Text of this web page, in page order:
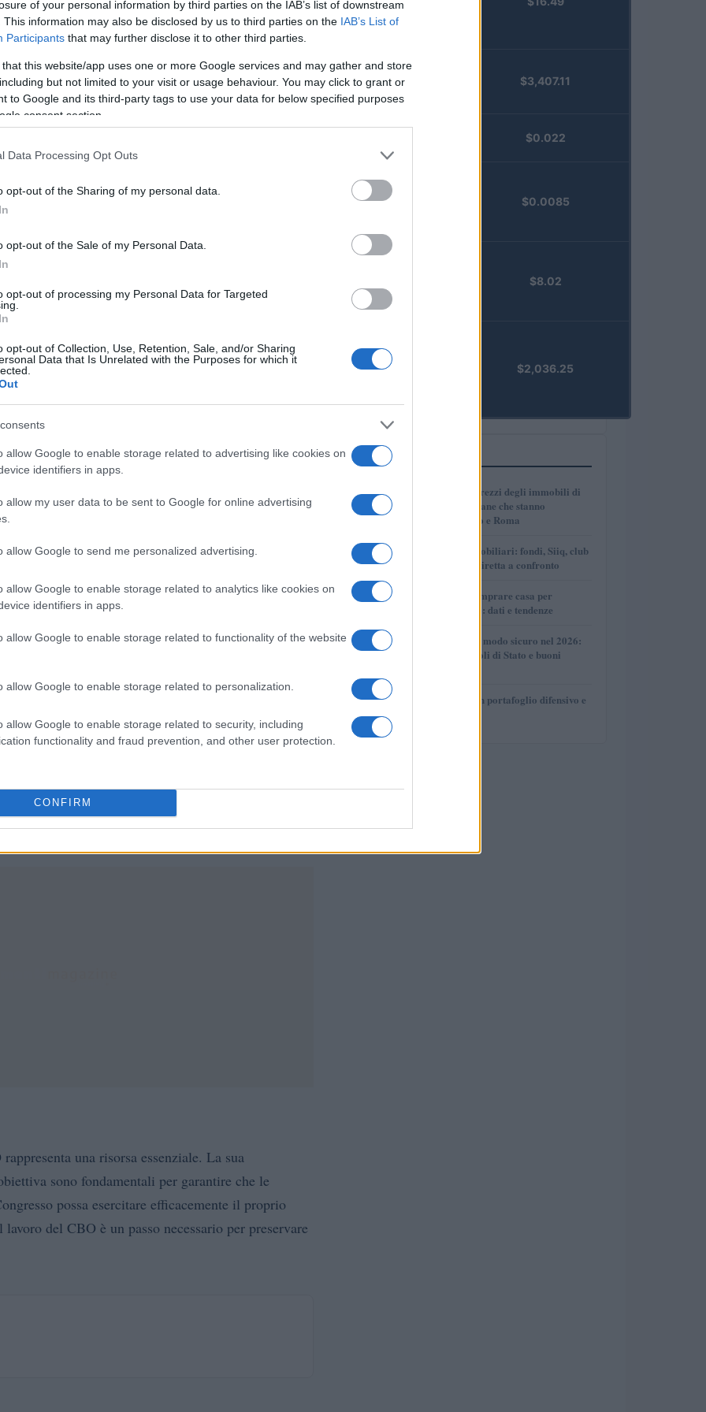
of your personal information by third parties on the IAB’s list of downstream
This information may also be disclosed by us to third parties on the IAB’s List of
Participants that may further disclose it to other third parties.
that this website/app uses one or more Google services and may gather and store
but not limited to your visit or usage behaviour. You may click to grant or
to Google and its third-party tags to use your data for below specified purposes
consent section.
Data Processing Opt Outs
opt-out of the Sharing of my personal data.
opt-out of the Sale of my Personal Data.
opt-out of processing my Personal Data for Targeted
opt-out of Collection, Use, Retention, Sale, and/or Sharing
Data that Is Unrelated with the Purposes for which it
allow Google to enable storage related to advertising like cookies on
identifiers in apps.
allow my user data to be sent to Google for online advertising
allow Google to send me personalized advertising.
allow Google to enable storage related to analytics like cookies on
identifiers in apps.
allow Google to enable storage related to functionality of the website
allow Google to enable storage related to personalization.
allow Google to enable storage related to security, including
functionality and fraud prevention, and other user protection.
CONFIRM
di critiche al CBO che provengono dai membri del
interpretazioni dei dati, ma includono anche
esempio di ciò è la questione delle riduzioni fiscali
sottovalutato gli effetti sui ricavi. Tuttavia, i fattori
hanno complicato ulteriormente la situazione.
di bilancio del Congresso è particolarmente
il CBO durante le critiche, ora sembrano
significative sulla separazione dei poteri,
democrazia stessa. È cruciale che, anche in un
del valore che il CBO porta al processo
come istituzione e continuare a svolgere il suo
ha bisogno della capacità analitica e della
questo valore in nome di guadagni politici
non solo la funzionalità del Congresso, ma
una risorsa essenziale. La sua
sono fondamentali per garantire che le
possa esercitare efficacemente il proprio
del CBO è un passo necessario per preservare
Injective
Vested XOR
(VXOR)
$3,407.11
$0.022
$0.0085
$8.02
PRIME)
$2,036.25
PIÙ LETTI
1
Dove crescono i prezzi degli immobili di
lusso: le città italiane che stanno
superando Milano e Roma
2
Investimenti immobiliari: fondi, Siiq, club
deal e proprietà diretta a confronto
3
Dove conviene comprare casa per
affittarla nel 2026: dati e tendenze
4
Come investire in modo sicuro nel 2026:
conti deposito, titoli di Stato e buoni
5
Come costruire un portafoglio difensivo e